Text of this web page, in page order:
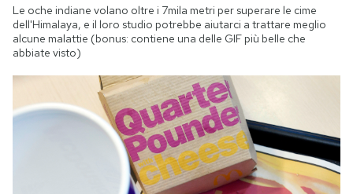
Le oche indiane volano oltre i 7mila metri per superare le cime
dell'Himalaya, e il loro studio potrebbe aiutarci a trattare meglio
alcune malattie (bonus: contiene una delle GIF più belle che
abbiate visto)